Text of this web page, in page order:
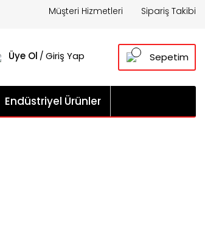
Müşteri Hizmetleri Sipariş Takibi
Üye Ol / Giriş Yap Sepetim
Endüstriyel Ürünler